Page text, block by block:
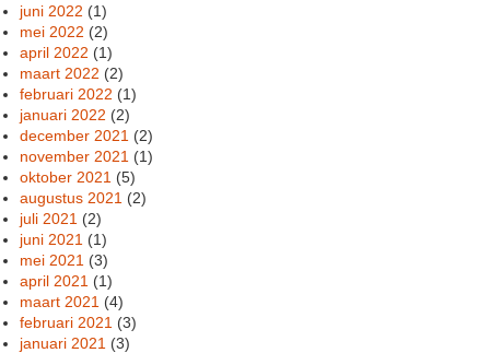
juni 2022 (1)
mei 2022 (2)
april 2022 (1)
maart 2022 (2)
februari 2022 (1)
januari 2022 (2)
december 2021 (2)
november 2021 (1)
oktober 2021 (5)
augustus 2021 (2)
juli 2021 (2)
juni 2021 (1)
mei 2021 (3)
april 2021 (1)
maart 2021 (4)
februari 2021 (3)
januari 2021 (3)